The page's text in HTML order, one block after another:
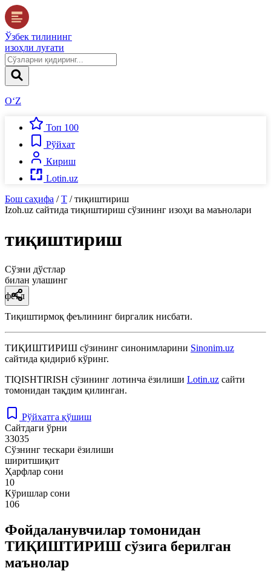
Ўзбек тилининг
изоҳли луғати
O‘Z
Топ 100
Рўйхат
Кириш
Lotin.uz
Бош саҳифа / Т / тиқиштириш
Izoh.uz сайтида тиқиштириш сўзининг изоҳи ва маънолари
тиқиштириш
Сўзни дўстлар
билан улашинг
феъл
Тиқиштирмоқ феълининг биргалик нисбати.
ТИҚИШТИРИШ сўзининг синонимларини Sinonim.uz
сайтида қидириб кўринг.
TIQISHTIRISH сўзининг лотинча ёзилиши Lotin.uz сайти
томонидан тақдим қилинган.
Рўйхатга қўшиш
Сайтдаги ўрни
33035
Сўзнинг тескари ёзилиши
ширитшиқит
Ҳарфлар сони
10
Кўришлар сони
106
Фойдаланувчилар томонидан
ТИҚИШТИРИШ сўзига берилган
маънолар